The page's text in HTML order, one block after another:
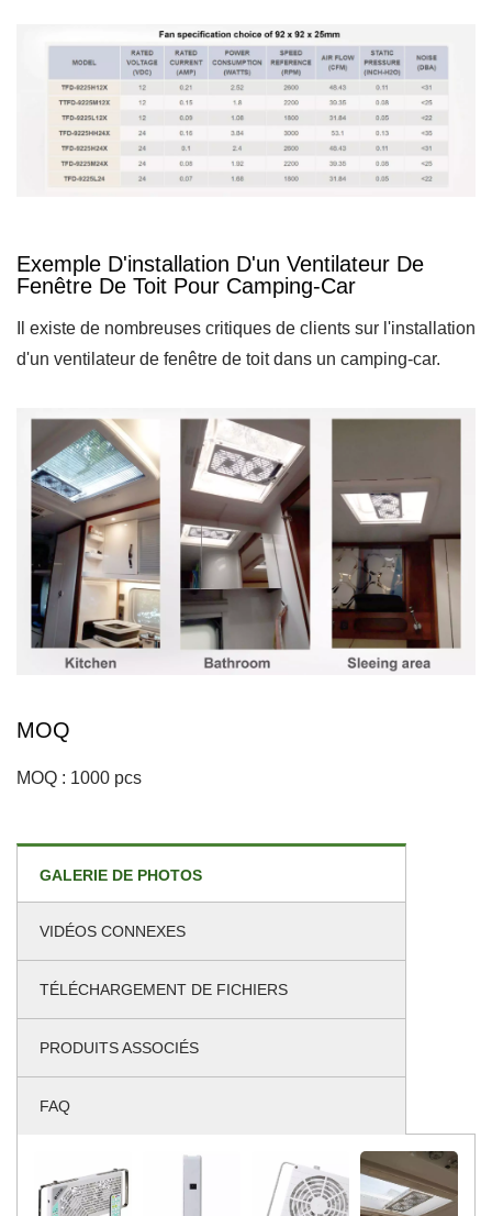
Exemple D'installation D'un Ventilateur De
Fenêtre De Toit Pour Camping-Car
Il existe de nombreuses critiques de clients sur l'installation
d'un ventilateur de fenêtre de toit dans un camping-car.
MOQ
MOQ : 1000 pcs
GALERIE DE PHOTOS
VIDÉOS CONNEXES
TÉLÉCHARGEMENT DE FICHIERS
PRODUITS ASSOCIÉS
FAQ